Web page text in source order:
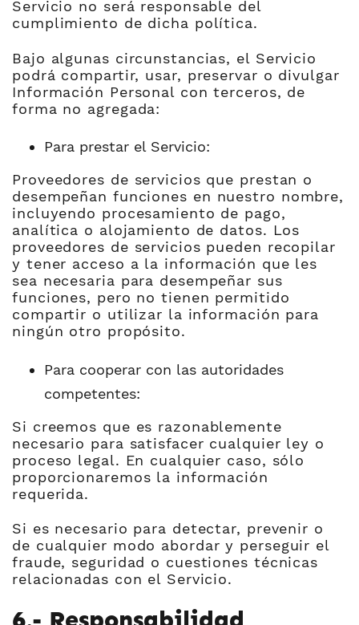
Servicio no será responsable del
cumplimiento de dicha política.
Bajo algunas circunstancias, el Servicio
podrá compartir, usar, preservar o divulgar
Información Personal con terceros, de
forma no agregada:
Para prestar el Servicio:
Proveedores de servicios que prestan o
desempeñan funciones en nuestro nombre,
incluyendo procesamiento de pago,
analítica o alojamiento de datos. Los
proveedores de servicios pueden recopilar
y tener acceso a la información que les
sea necesaria para desempeñar sus
funciones, pero no tienen permitido
compartir o utilizar la información para
ningún otro propósito.
Para cooperar con las autoridades
competentes:
Si creemos que es razonablemente
necesario para satisfacer cualquier ley o
proceso legal. En cualquier caso, sólo
proporcionaremos la información
requerida.
Si es necesario para detectar, prevenir o
de cualquier modo abordar y perseguir el
fraude, seguridad o cuestiones técnicas
relacionadas con el Servicio.